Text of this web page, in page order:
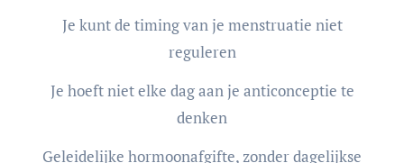
Je kunt de timing van je menstruatie niet
reguleren
Je hoeft niet elke dag aan je anticonceptie te
denken
Geleidelijke hormoonafgifte, zonder dagelijkse